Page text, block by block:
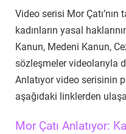
Video serisi Mor
kadınların yasal
Kanun, Medeni Kanun,
sözleşmeler videolarıyla
Anlatıyor video serisinin
aşağıdaki linklerden
Mor Çatı Anlatıyor: